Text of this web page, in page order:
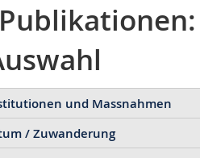
und Massnahmen
David Stadelmann.
/ Zuwanderung